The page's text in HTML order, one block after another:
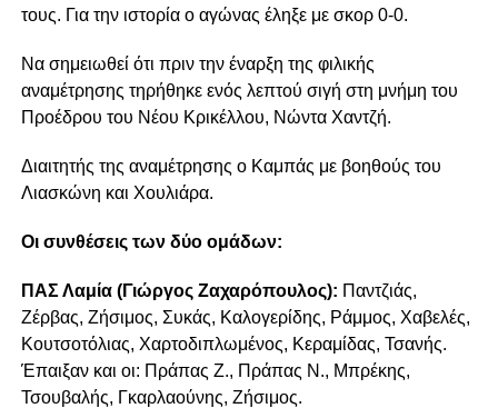
τους. Για την ιστορία ο αγώνας έληξε με σκορ 0-0.
Να σημειωθεί ότι πριν την έναρξη της φιλικής
αναμέτρησης τηρήθηκε ενός λεπτού σιγή στη μνήμη του
Προέδρου του Νέου Κρικέλλου, Νώντα Χαντζή.
Διαιτητής της αναμέτρησης ο Καμπάς με βοηθούς του
Λιασκώνη και Χουλιάρα.
Οι συνθέσεις των δύο ομάδων:
ΠΑΣ Λαμία (Γιώργος Ζαχαρόπουλος): Παντζιάς,
Ζέρβας, Ζήσιμος, Συκάς, Καλογερίδης, Ράμμος, Χαβελές,
Κουτσοτόλιας, Χαρτοδιπλωμένος, Κεραμίδας, Τσανής.
Έπαιξαν και οι: Πράπας Ζ., Πράπας Ν., Μπρέκης,
Τσουβαλής, Γκαρλαούνης, Ζήσιμος.